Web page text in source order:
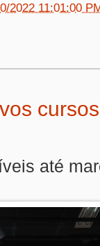
2022 11:01:00
até